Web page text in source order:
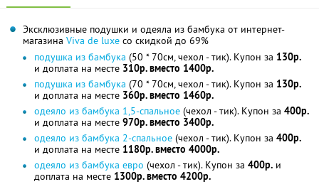
Эксклюзивные подушки и одеяла из бамбука от интернет-
магазина Viva de luxe со скидкой до 69%
подушка из бамбука (50 * 70см, чехол - тик). Купон за 130р.
и доплата на месте 310р. вместо 1400р.
подушка из бамбука (70 * 70см, чехол - тик). Купон за 130р.
и доплата на месте 360р. вместо 1460р.
одеяло из бамбука 1,5-спальное (чехол - тик). Купон за 400р.
и доплата на месте 970р. вместо 3400р.
одеяло из бамбука 2-спальное (чехол - тик). Купон за 400р.
и доплата на месте 1180р. вместо 4000р.
одеяло из бамбука евро (чехол - тик). Купон за 400р. и
доплата на месте 1300р. вместо 4200р.